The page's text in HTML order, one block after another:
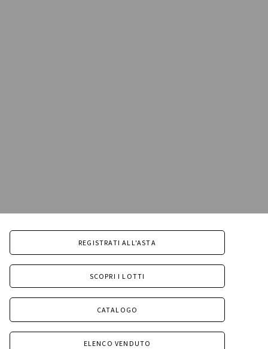
REGISTRATI ALL'ASTA
SCOPRI I LOTTI
CATALOGO
ELENCO VENDUTO